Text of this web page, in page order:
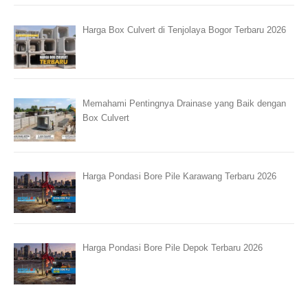
Harga Box Culvert di Tenjolaya Bogor Terbaru 2026
Memahami Pentingnya Drainase yang Baik dengan
Box Culvert
Harga Pondasi Bore Pile Karawang Terbaru 2026
Harga Pondasi Bore Pile Depok Terbaru 2026